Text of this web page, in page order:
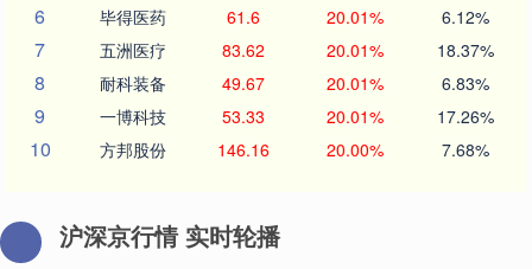
6 毕得医药 61.6 20.01% 6.12%
7 五洲医疗 83.62 20.01% 18.37%
8 耐科装备 49.67 20.01% 6.83%
9 一博科技 53.33 20.01% 17.26%
10 方邦股份 146.16 20.00% 7.68%
沪深京行情 实时轮播